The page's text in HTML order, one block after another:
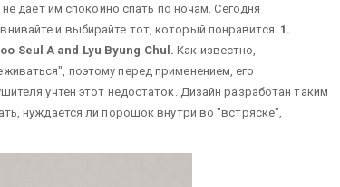
дает им спокойно спать по ночам. Сегодня
и выбирайте тот, который понравится. 1.
Seul A and Lyu Byung Chul. Как известно,
поэтому перед применением, его
учтен этот недостаток. Дизайн разработан таким
нуждается ли порошок внутри во "встряске",